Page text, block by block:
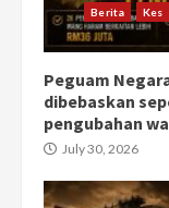
Berita Kes
Peguam
dibebaskan
pengubahan
July 30, 2026